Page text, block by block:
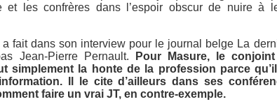
et les confrères dans l’espoir obscur de nuire à
fait dans son interview pour le journal belge La
Jean-Pierre Pernault.
Pour Masure, le
simplement la honte de la profession parce
Il le cite d’ailleurs dans ses
faire un vrai JT, en contre-exemple.